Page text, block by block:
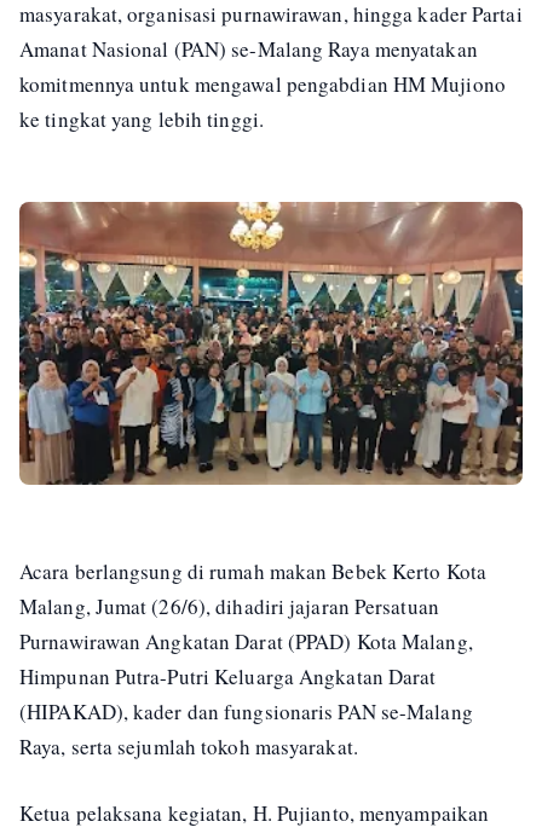
masyarakat, organisasi purnawirawan, hingga kader Partai
Amanat Nasional (PAN) se-Malang Raya menyatakan
komitmennya untuk mengawal pengabdian HM Mujiono
ke tingkat yang lebih tinggi.
Acara berlangsung di rumah makan Bebek Kerto Kota
Malang, Jumat (26/6), dihadiri jajaran Persatuan
Purnawirawan Angkatan Darat (PPAD) Kota Malang,
Himpunan Putra-Putri Keluarga Angkatan Darat
(HIPAKAD), kader dan fungsionaris PAN se-Malang
Raya, serta sejumlah tokoh masyarakat.
Ketua pelaksana kegiatan, H. Pujianto, menyampaikan